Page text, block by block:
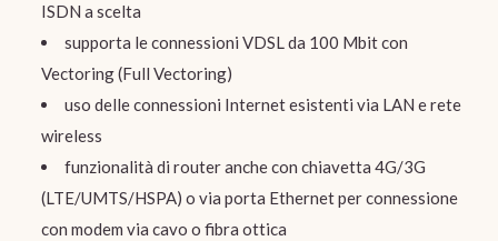
ISDN a scelta
supporta le connessioni VDSL da 100 Mbit con
Vectoring (Full Vectoring)
uso delle connessioni Internet esistenti via LAN e rete
wireless
funzionalità di router anche con chiavetta 4G/3G
(LTE/UMTS/HSPA) o via porta Ethernet per connessione
con modem via cavo o fibra ottica